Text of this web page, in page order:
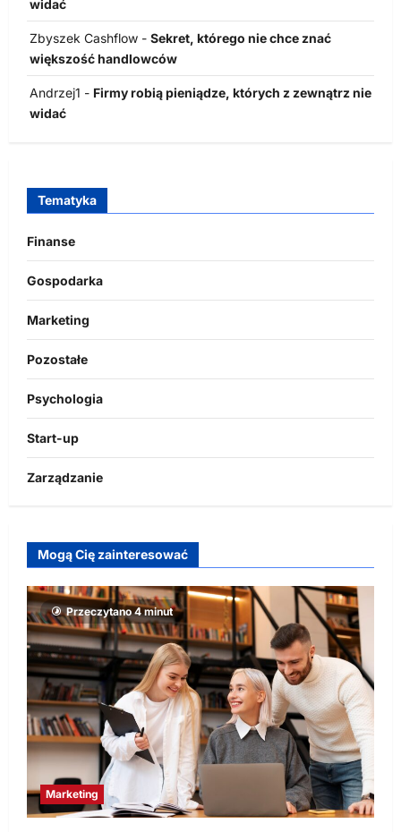
widać
Zbyszek Cashflow - Sekret, którego nie chce znać
większość handlowców
Andrzej1 - Firmy robią pieniądze, których z zewnątrz nie
widać
Tematyka
Finanse
Gospodarka
Marketing
Pozostałe
Psychologia
Start-up
Zarządzanie
Mogą Cię zainteresować
Przeczytano 4 minut
Marketing